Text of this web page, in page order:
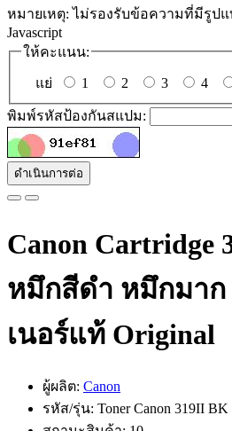
หมายเหตุ: ไม่รองรับข้อความที่มีรูปแ
Javascript
ให้คะแนน:
แย่ 1 2 3 4
พิมพ์รหัสป้องกันสแปม:
ดำเนินการต่อ
Canon Cartridge
หมึกสีดำ หมึกมา
เนอร์แท้ Original
ผู้ผลิต: Canon
รหัส/รุ่น: Toner Canon 319II